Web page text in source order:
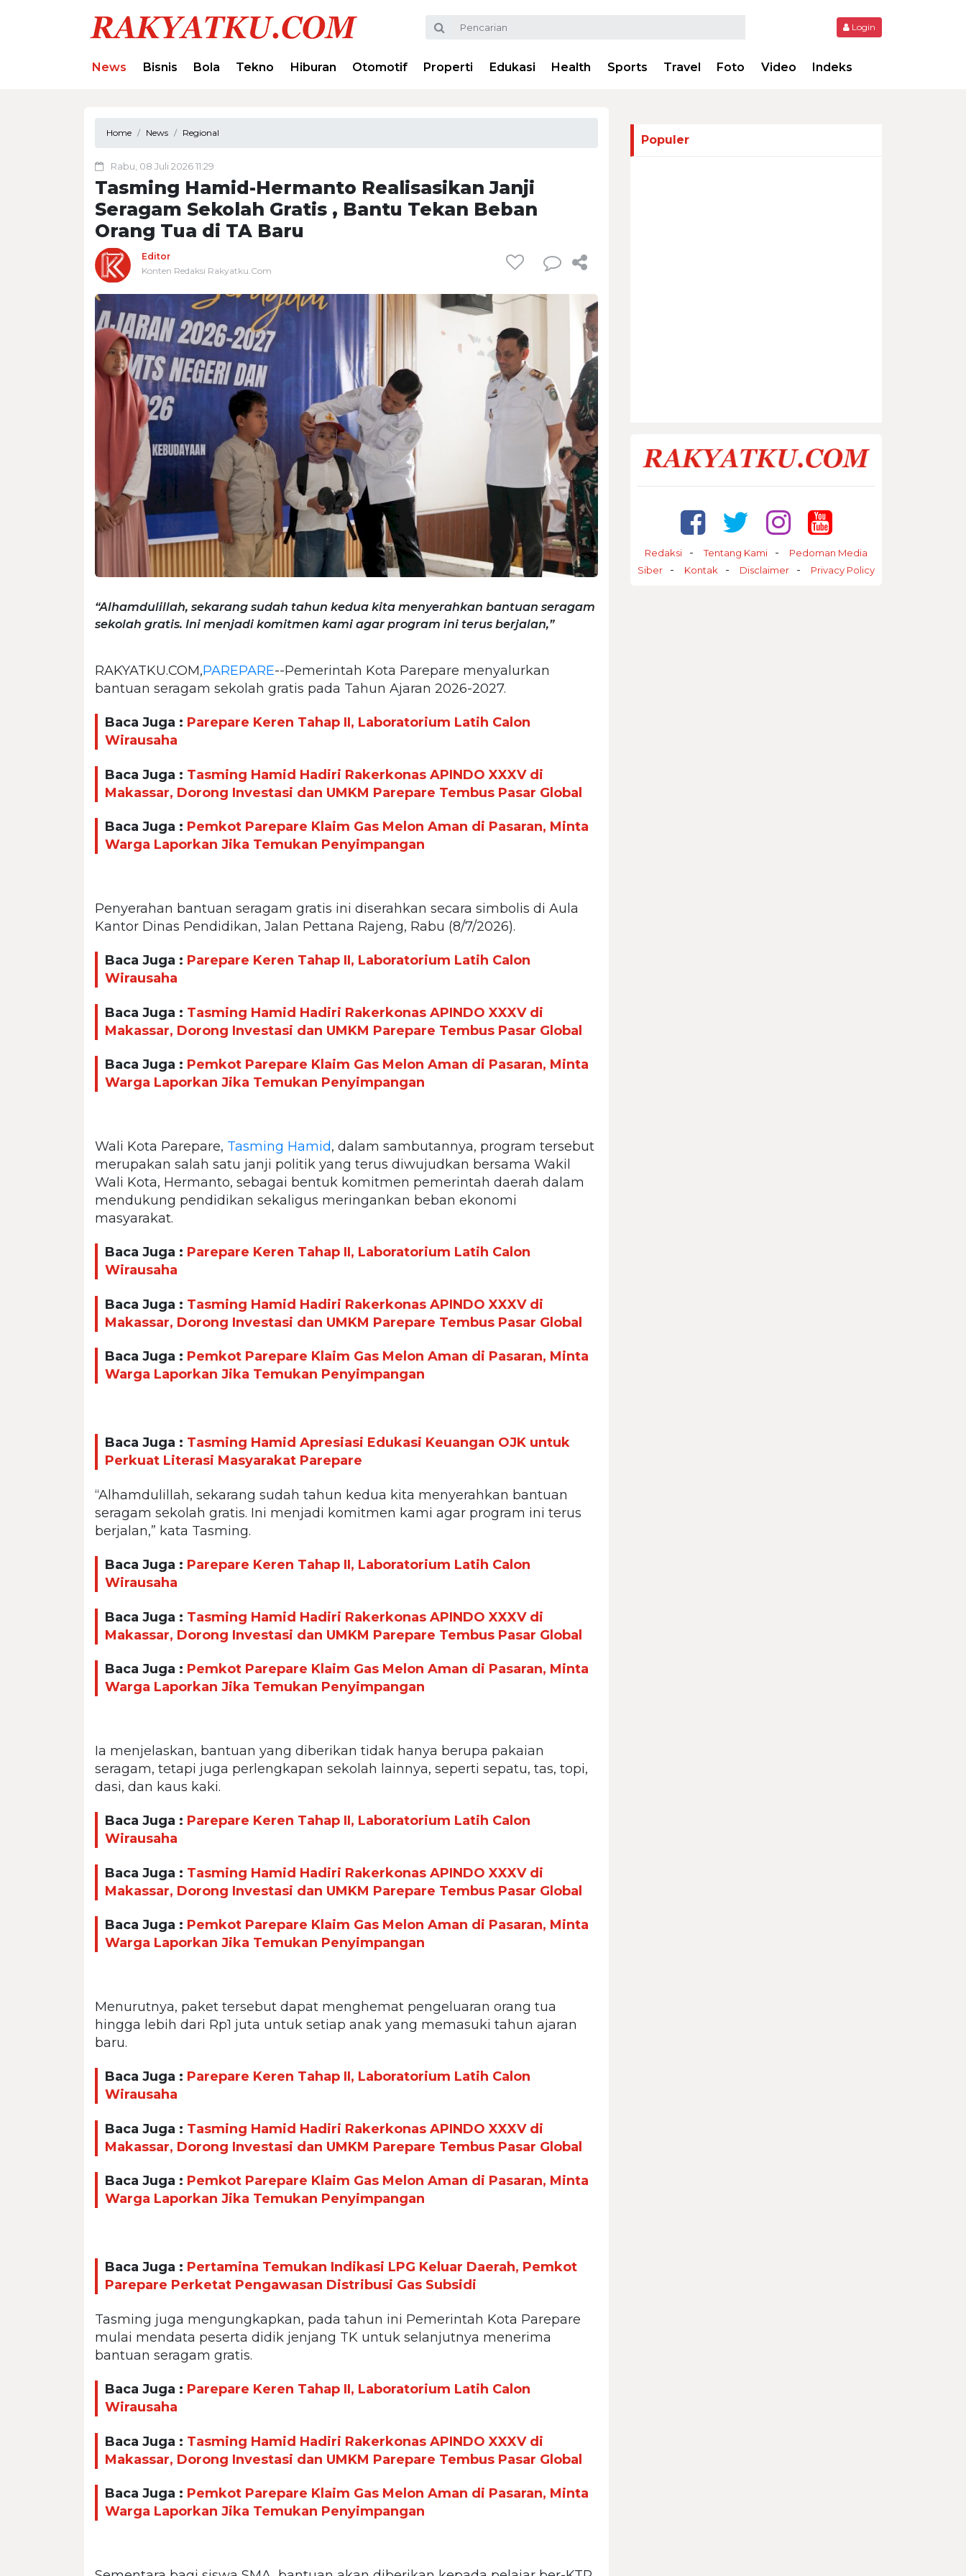
Login
News Bisnis Bola Tekno Hiburan Otomotif Properti Edukasi Health Sports Travel Foto Video Indeks
Home News Regional
Rabu, 08 Juli 2026 11:29
Tasming Hamid-Hermanto Realisasikan Janji
Seragam Sekolah Gratis , Bantu Tekan Beban
Orang Tua di TA Baru
Editor
Konten Redaksi Rakyatku.Com
“Alhamdulillah, sekarang sudah tahun kedua kita menyerahkan bantuan seragam
sekolah gratis. Ini menjadi komitmen kami agar program ini terus berjalan,”
RAKYATKU.COM,PAREPARE--Pemerintah Kota Parepare menyalurkan
bantuan seragam sekolah gratis pada Tahun Ajaran 2026-2027.
Baca Juga : Parepare Keren Tahap II, Laboratorium Latih Calon
Wirausaha
Baca Juga : Tasming Hamid Hadiri Rakerkonas APINDO XXXV di
Makassar, Dorong Investasi dan UMKM Parepare Tembus Pasar Global
Baca Juga : Pemkot Parepare Klaim Gas Melon Aman di Pasaran, Minta
Warga Laporkan Jika Temukan Penyimpangan
Penyerahan bantuan seragam gratis ini diserahkan secara simbolis di Aula
Kantor Dinas Pendidikan, Jalan Pettana Rajeng, Rabu (8/7/2026).
Baca Juga : Parepare Keren Tahap II, Laboratorium Latih Calon
Wirausaha
Baca Juga : Tasming Hamid Hadiri Rakerkonas APINDO XXXV di
Makassar, Dorong Investasi dan UMKM Parepare Tembus Pasar Global
Baca Juga : Pemkot Parepare Klaim Gas Melon Aman di Pasaran, Minta
Warga Laporkan Jika Temukan Penyimpangan
Wali Kota Parepare, Tasming Hamid, dalam sambutannya, program tersebut
merupakan salah satu janji politik yang terus diwujudkan bersama Wakil
Wali Kota, Hermanto, sebagai bentuk komitmen pemerintah daerah dalam
mendukung pendidikan sekaligus meringankan beban ekonomi
masyarakat.
Baca Juga : Parepare Keren Tahap II, Laboratorium Latih Calon
Wirausaha
Baca Juga : Tasming Hamid Hadiri Rakerkonas APINDO XXXV di
Makassar, Dorong Investasi dan UMKM Parepare Tembus Pasar Global
Baca Juga : Pemkot Parepare Klaim Gas Melon Aman di Pasaran, Minta
Warga Laporkan Jika Temukan Penyimpangan
Baca Juga : Tasming Hamid Apresiasi Edukasi Keuangan OJK untuk
Perkuat Literasi Masyarakat Parepare
“Alhamdulillah, sekarang sudah tahun kedua kita menyerahkan bantuan
seragam sekolah gratis. Ini menjadi komitmen kami agar program ini terus
berjalan,” kata Tasming.
Baca Juga : Parepare Keren Tahap II, Laboratorium Latih Calon
Wirausaha
Baca Juga : Tasming Hamid Hadiri Rakerkonas APINDO XXXV di
Makassar, Dorong Investasi dan UMKM Parepare Tembus Pasar Global
Baca Juga : Pemkot Parepare Klaim Gas Melon Aman di Pasaran, Minta
Warga Laporkan Jika Temukan Penyimpangan
Ia menjelaskan, bantuan yang diberikan tidak hanya berupa pakaian
seragam, tetapi juga perlengkapan sekolah lainnya, seperti sepatu, tas, topi,
dasi, dan kaus kaki.
Baca Juga : Parepare Keren Tahap II, Laboratorium Latih Calon
Wirausaha
Baca Juga : Tasming Hamid Hadiri Rakerkonas APINDO XXXV di
Makassar, Dorong Investasi dan UMKM Parepare Tembus Pasar Global
Baca Juga : Pemkot Parepare Klaim Gas Melon Aman di Pasaran, Minta
Warga Laporkan Jika Temukan Penyimpangan
Menurutnya, paket tersebut dapat menghemat pengeluaran orang tua
hingga lebih dari Rp1 juta untuk setiap anak yang memasuki tahun ajaran
baru.
Baca Juga : Parepare Keren Tahap II, Laboratorium Latih Calon
Wirausaha
Baca Juga : Tasming Hamid Hadiri Rakerkonas APINDO XXXV di
Makassar, Dorong Investasi dan UMKM Parepare Tembus Pasar Global
Baca Juga : Pemkot Parepare Klaim Gas Melon Aman di Pasaran, Minta
Warga Laporkan Jika Temukan Penyimpangan
Baca Juga : Pertamina Temukan Indikasi LPG Keluar Daerah, Pemkot
Parepare Perketat Pengawasan Distribusi Gas Subsidi
Tasming juga mengungkapkan, pada tahun ini Pemerintah Kota Parepare
mulai mendata peserta didik jenjang TK untuk selanjutnya menerima
bantuan seragam gratis.
Baca Juga : Parepare Keren Tahap II, Laboratorium Latih Calon
Wirausaha
Baca Juga : Tasming Hamid Hadiri Rakerkonas APINDO XXXV di
Makassar, Dorong Investasi dan UMKM Parepare Tembus Pasar Global
Baca Juga : Pemkot Parepare Klaim Gas Melon Aman di Pasaran, Minta
Warga Laporkan Jika Temukan Penyimpangan
Populer
Redaksi Tentang Kami
Pedoman Media
Siber
Kontak Disclaimer Privacy Policy